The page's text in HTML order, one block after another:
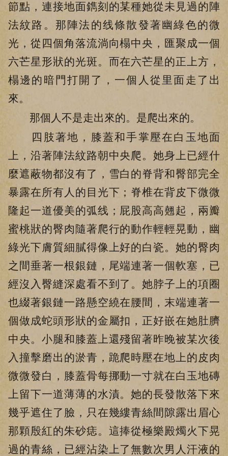
節點，連接地面鐫刻的某種她從未見過的陣
法紋路。那陣法的线條散發著幽綠色的微
光，從四個角落流淌向榻中央，匯聚成一個
六芒星形狀的光斑。而在六芒星的正上方，
榻邊的暗門打開了，一個人從里面走了出
來。
那個人不是走出來的。是爬出來的。
四肢著地，膝蓋和手掌壓在白玉地面
上，沿著陣法紋路朝中央爬。她身上已經什
麼遮蔽物都沒有了，雪白的脊背和臀部完全
暴露在所有人的目光下；脊椎在背皮下微微
隆起一道優美的弧线；屁股高高翹起，兩瓣
蜜桃狀的臀肉隨著爬行的動作輕輕晃動，幽
綠光下膚質細膩得像上好的白瓷。她的臀肉
之間垂著一根銀鏈，尾端連著一個軟塞，已
經沒入臀縫深處看不到了。她脖子上的項圈
也綴著銀鏈一路懸空繞在腰間，末端連著一
個做成蛇頭形狀的金屬扣，正好嵌在她肚臍
中央。小腿和膝蓋上還殘留著昨晚被某次後
入撞擊磨出的淤青，跪爬時壓在地上的皮肉
微微發白，膝蓋骨每挪動一寸就在白玉地磚
上留下一道薄薄的水漬。她的長發散落下來
幾乎遮住了臉，只在幾縷青絲間隙露出眉心
那顆殷紅的朱砂痣。這捧從極樂殿燭火下晃
過的青絲，已經沾染上了無數次男人汗液的